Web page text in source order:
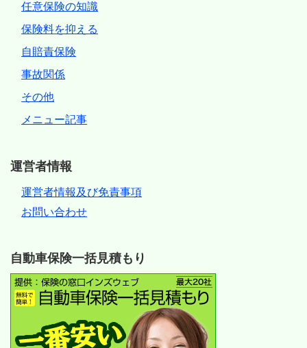
任意保険の知識
保険料を抑える
自賠責保険
事故関係
その他
メニュー記事
運営者情報
運営者情報及び免責事項
お問い合わせ
自動車保険一括見積もり